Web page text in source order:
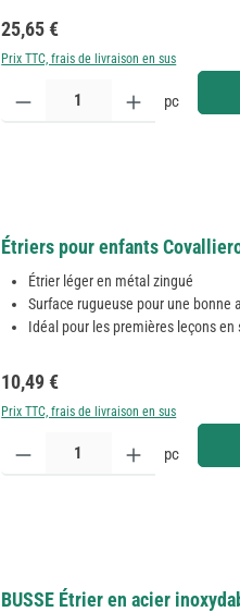
Prix régulier :
25,65 €
Prix TTC, frais de livraison en sus
Quantité de produit : Entrez la
pc
Étriers pour enfants
Étrier léger en métal zingué
Surface rugueuse pour une bonne
Idéal pour les premières leçons en
Prix régulier :
10,49 €
Prix TTC, frais de livraison en sus
Quantité de produit : Entrez la
pc
BUSSE Étrier en acier